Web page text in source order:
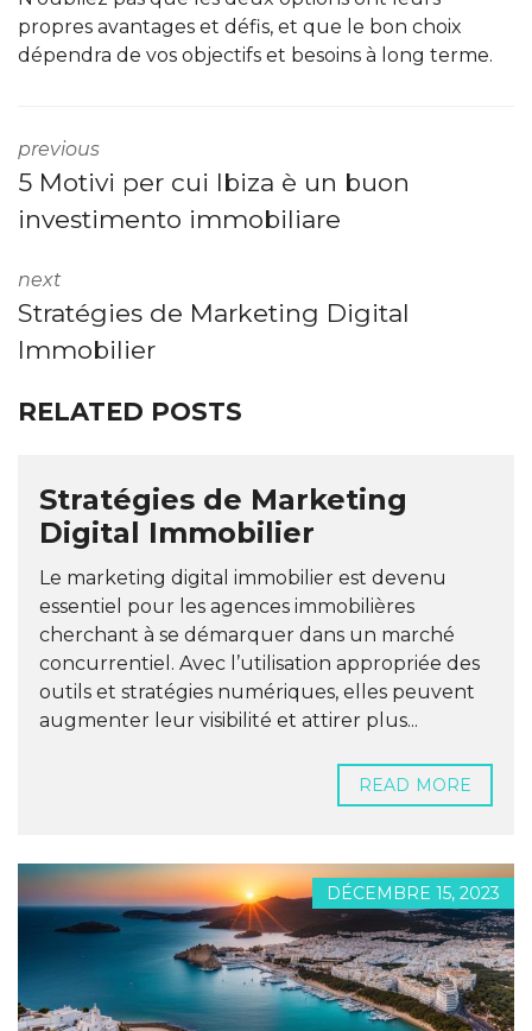
propres avantages et défis, et que le bon choix
dépendra de vos objectifs et besoins à long terme.
previous
5 Motivi per cui Ibiza è un buon
investimento immobiliare
next
Stratégies de Marketing Digital
Immobilier
RELATED POSTS
Stratégies de Marketing
Digital Immobilier
Le marketing digital immobilier est devenu
essentiel pour les agences immobilières
cherchant à se démarquer dans un marché
concurrentiel. Avec l’utilisation appropriée des
outils et stratégies numériques, elles peuvent
augmenter leur visibilité et attirer plus...
READ MORE
DÉCEMBRE 15, 2023